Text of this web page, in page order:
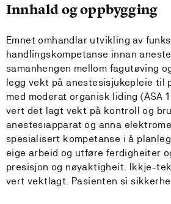
Innhald og oppbygging
Emnet omhandlar utvikling av
handlingskompetanse innan
samanhengen mellom fagutøving
legg vekt på anestesisjukepleie til
med moderat organisk liding (ASA
vert det lagt vekt på kontroll og
anestesiapparat og anna
spesialisert kompetanse i å
eige arbeid og utføre ferdigheiter
presisjon og nøyaktigheit. Ikkje-
vert vektlagt. Pasienten si